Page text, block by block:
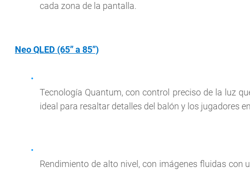
cada zona de la pantalla.
Neo QLED (65” a 85”)
Tecnología Quantum, con control preciso de la luz
ideal para resaltar detalles del balón y los jugadores
Rendimiento de alto nivel, con imágenes fluidas